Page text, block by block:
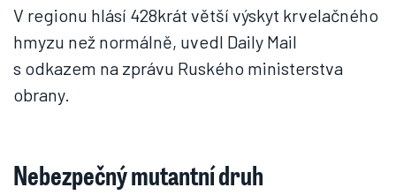
V regionu hlásí 428krát větší výskyt krvelačného
hmyzu než normálně, uvedl Daily Mail
s odkazem na zprávu Ruského ministerstva
obrany.
Nebezpečný mutantní druh